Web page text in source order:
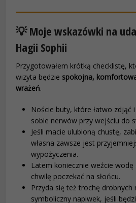
💡 Moje wskazówki na
Hagii Sophii
Przygotowałem krótką checklistę,
wizyta będzie spokojna,
wrażeń.
Noście buty, które łatwo zdjąć
sobie nerwów przy wejściu do
Jeśli macie ulubioną chustę,
własna zawsze jest
wypożyczenia.
Latem koniecznie weźcie
chwilę poczekać na słońcu.
Przyda się też trochę
symboliczny napiwek, jeśli